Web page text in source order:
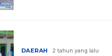
DAERAH 2 tahun yang lalu